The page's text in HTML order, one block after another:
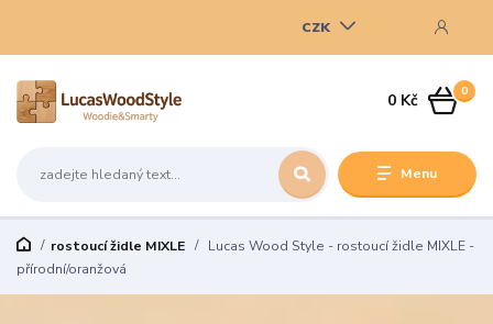
Menu
CZK
0
0 Kč
rostoucí židle MIXLE
Lucas Wood Style - rostoucí židle MIXLE -
přírodní/oranžová